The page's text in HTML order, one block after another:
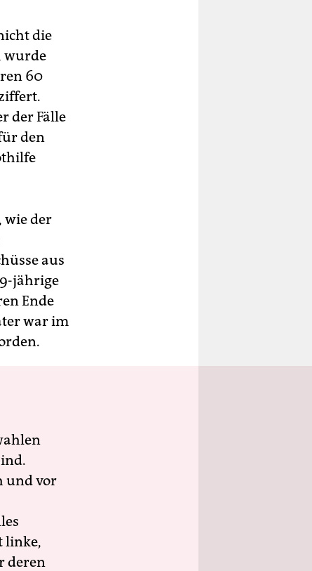
die
wurde
60
der Fälle
den
wie der
aus
jährige
Ende
war im
und vor
linke,
deren